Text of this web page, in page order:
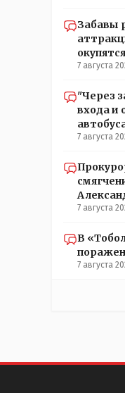
Забавы
7 августа
"Через
входа и
7 августа
7 августа
В
7 августа